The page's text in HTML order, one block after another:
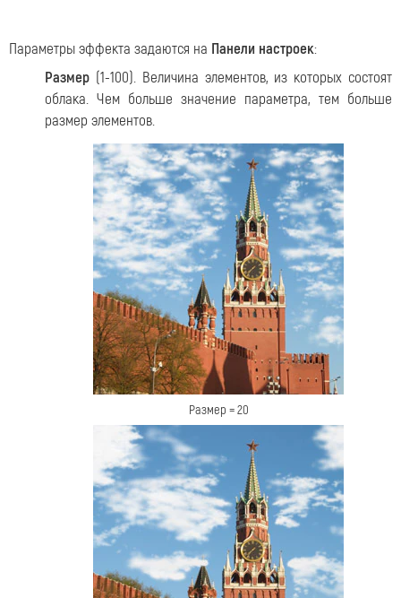
Параметры эффекта задаются на Панели настроек:
Размер (1-100). Величина элементов, из которых состоят
облака. Чем больше значение параметра, тем больше
размер элементов.
Размер = 20